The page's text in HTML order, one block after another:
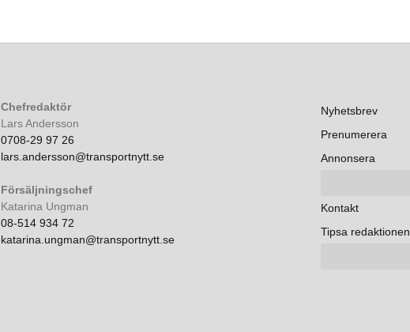
Chefredaktör
Lars Andersson
0708-29 97 26
lars.andersson@transportnytt.se
Försäljningschef
Katarina Ungman
08-514 934 72
katarina.ungman@transportnytt.se
Nyhetsbrev
Prenumerera
Annonsera
Kontakt
Tipsa redaktionen